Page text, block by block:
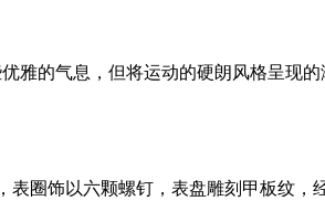
雅的气息，但将运动的硬朗风格呈现
圈饰以六颗螺钉，表盘雕刻甲板纹，